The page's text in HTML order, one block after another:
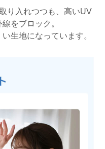
り入れつつも、高いUV
をブロック。
生地になっています。